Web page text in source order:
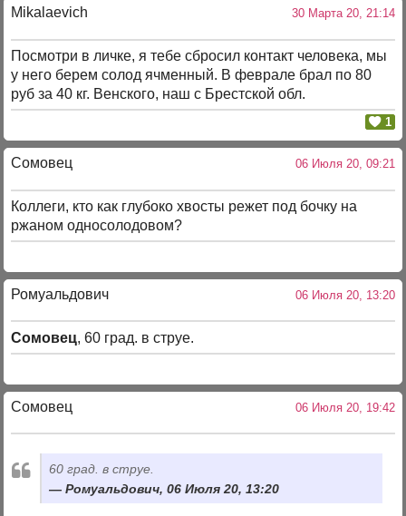
Mikalaevich 30 Марта 20, 21:14
Посмотри в личке, я тебе сбросил контакт человека, мы
у него берем солод ячменный. В феврале брал по 80
руб за 40 кг. Венского, наш с Брестской обл.
1
Сомовец 06 Июля 20, 09:21
Коллеги, кто как глубоко хвосты режет под бочку на
ржаном односолодовом?
Ромуальдович 06 Июля 20, 13:20
Сомовец, 60 град. в струе.
Сомовец 06 Июля 20, 19:42
60 град. в струе.
Ромуальдович, 06 Июля 20, 13:20